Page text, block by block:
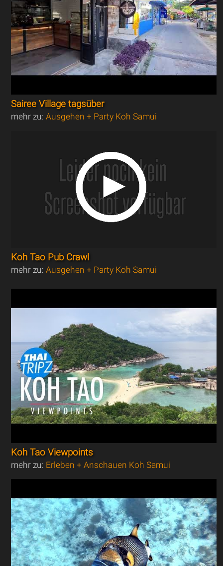
Sairee Village tagsüber
mehr zu:Ausgehen + Party Koh Samui
Koh Tao Pub Crawl
mehr zu:Ausgehen + Party Koh Samui
Koh Tao Viewpoints
mehr zu: Erleben + Anschauen Koh Samui